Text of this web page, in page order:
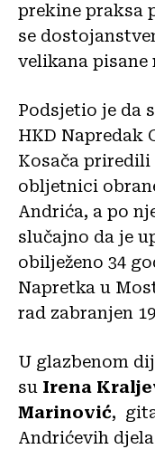
prekine praksa
se
velikana pisane
Podsjetio je da
HKD Napredak
Kosača
obljetnici
Andrića, a po
slučajno da je
obilježeno 34
Napretka u
rad zabranjen
U glazbenom
su Irena
Marinović,
Andrićevih